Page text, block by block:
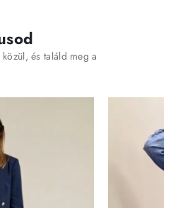
és találd meg a